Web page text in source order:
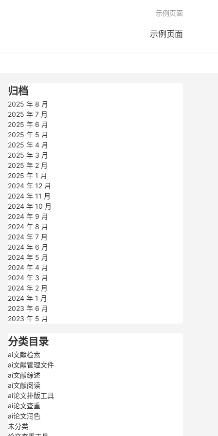
示例页面
示例页面
归档
2025 年 8 月
2025 年 7 月
2025 年 6 月
2025 年 5 月
2025 年 4 月
2025 年 3 月
2025 年 2 月
2025 年 1 月
2024 年 12 月
2024 年 11 月
2024 年 10 月
2024 年 9 月
2024 年 8 月
2024 年 7 月
2024 年 6 月
2024 年 5 月
2024 年 4 月
2024 年 3 月
2024 年 2 月
2024 年 1 月
2023 年 6 月
2023 年 5 月
分类目录
ai文献检索
ai文献管理文件
ai文献综述
ai文献阅读
ai论文排版工具
ai论文查重
ai论文润色
未分类